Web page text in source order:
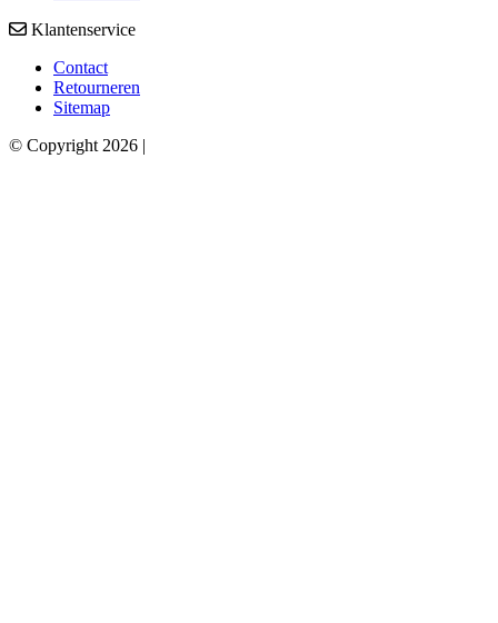
Klantenservice
Contact
Retourneren
Sitemap
© Copyright 2026 |